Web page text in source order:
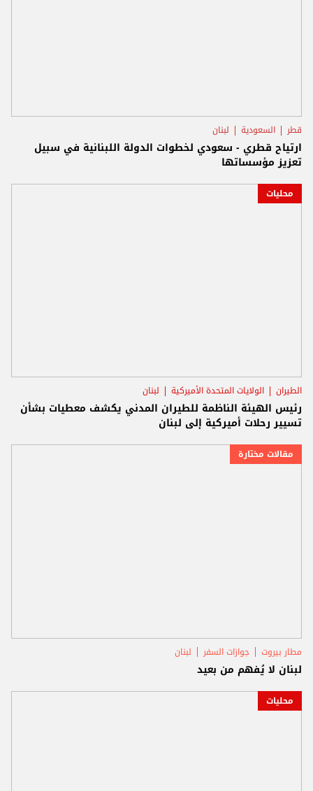
قطر السعودية لبنان
ارتياح قطري - سعودي لخطوات الدولة اللبنانية في سبيل
تعزيز مؤسساتها
محليات
الطيران الولايات المتحدة الأميركية لبنان
رئيس الهيئة الناظمة للطيران المدني يكشف معطيات بشأن
تسيير رحلات أميركية إلى لبنان
مقالات مختارة
مطار بيروت جوازات السفر لبنان
لبنان لا يُفهم من بعيد
محليات